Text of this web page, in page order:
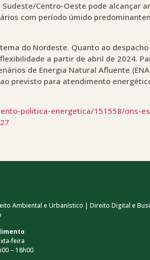
Centro-Oeste pode alcançar
com período úmido
do Nordeste. Quanto ao
a partir de abril de 2024.
de Energia Natural Afluente
previsto para atendimento
politica-energetica/151558/ons-
Ambiental e Urbanístico | Direito Digital e
feira
– 18h00